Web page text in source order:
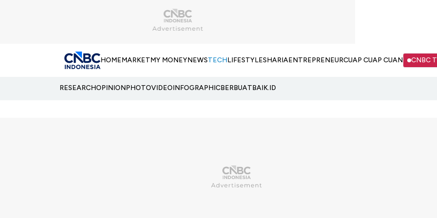
HOMEMARKETMY MONEYNEWSTECHLIFESTYLESHARIAENTREPRENEURCUAP CUAP CUAN CNBC
RESEARCHOPINIONPHOTOVIDEOINFOGRAPHICBERBUATBAIK.ID